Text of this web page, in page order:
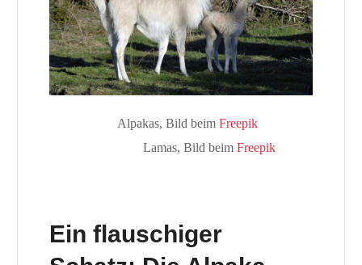
Alpakas, Bild beim Freepik
Lamas, Bild beim Freepik
Ein flauschiger